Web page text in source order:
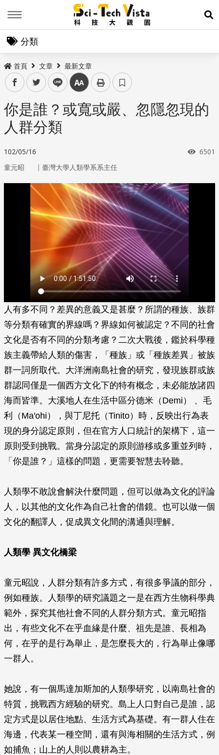
展
分類
首頁 文章 最新文章
facebooktwitter line 中
你是誰？或寬或嚴、忽隱忽現的
人群分類
102/05/16 瀏覽
6501
童元昭 ｜ 臺灣大學人類學系系主任
人有多不同？差異的意義又是甚麼？所謂的種族、族群
等分類有確實的界線嗎？界線如何被認定？不同的社會
文化是否有不同的分類考慮？二次大戰後，鑑於科學種
族主義帶給人類的傷害，「種族」或「種族差異」被族
群一詞所取代。大洋洲南島社會的研究，發現族群或族
群認同僅是一個西方文化下的特有概念，未必能放諸四
海而皆準。大溪地人在生活中區分德米（Demi） 、毛
利（Ma'ohi），與丁尼托（Tinito）時，反映出行為表
現的身分認定原則，但在官方人口統計的架構下，這一
原則受到挑戰。當身分認定的原則游移或多重並列時，
「你是誰？」這樣的問題，更需要智慧去聆聽。
人類學不敢說會解決什麼問題，但可以做為文化的評論
人，以其他的文化作為自己社會的借鏡。也可以做一個
文化的翻譯人，促成異文化間的溝通與理解。
人類學 異文化橋梁
童元昭說，人群分類有許多方式，有很多爭議的部分，
例如種族。人類學的研究議題之一是在西方生物科學典
範外，探究其他社會不同的人群分類方式。童元昭指
出，有些文化不在乎血緣是什麼、祖先是誰、長相為
何，在乎的是行為舉止，是怎麼長大的，行為舉止像哪
一群人。
她說，有一個馬達加斯加的人類學研究，以南島社會的
特質，挑戰西方經驗的研究。島上人口對自己是誰，認
定方式是以居住地點、生活方式為基礎。有一群人住在
海邊，代表某一種空間，還有與海相關的生活方式，例
如捕魚；山上的人則以農耕為主。